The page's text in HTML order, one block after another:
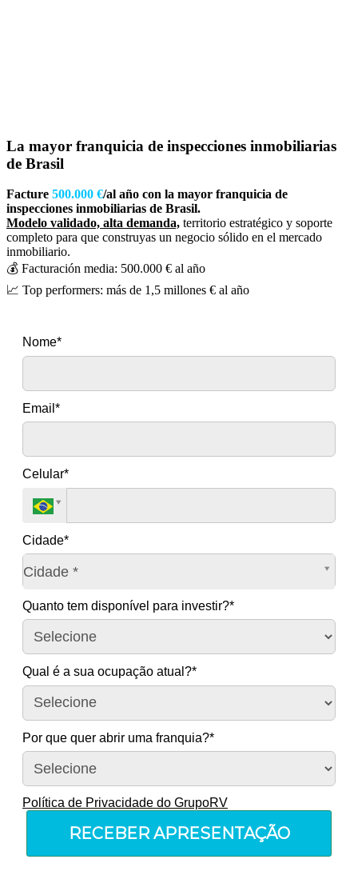
La mayor franquicia de inspecciones inmobiliarias
de Brasil
Facture 500.000 €/al año con la mayor franquicia de
inspecciones inmobiliarias de Brasil.
Modelo validado, alta demanda, territorio estratégico y soporte
completo para que construyas un negocio sólido en el mercado
inmobiliario.
💰 Facturación media: 500.000 € al año
📈 Top performers: más de 1,5 millones € al año
Nome*
Email*
Celular*
Cidade*
Cidade *
Cidade*
Quanto tem disponível para investir?*
Qual é a sua ocupação atual?*
Por que quer abrir uma franquia?*
Política de Privacidade do GrupoRV
RECEBER APRESENTAÇÃO